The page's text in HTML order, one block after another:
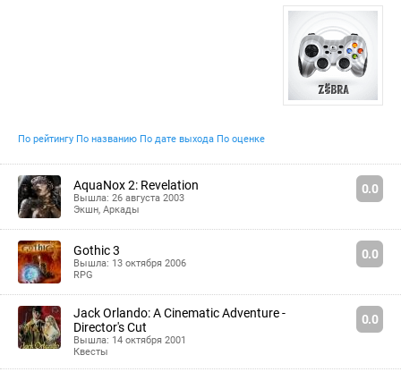
По рейтингу По названию По дате выхода По оценке
AquaNox 2: Revelation
Вышла: 26 августа 2003
Экшн, Аркады
0.0
Gothic 3
Вышла: 13 октября 2006
RPG
0.0
Jack Orlando: A Cinematic Adventure -
Director's Cut
Вышла: 14 октября 2001
Квесты
0.0